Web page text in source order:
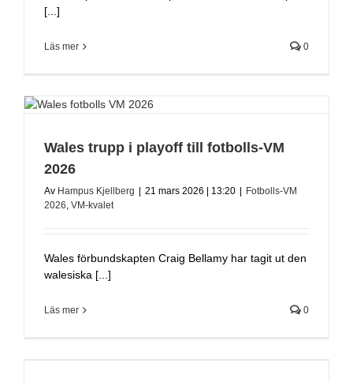
[...]
Läs mer 0
Wales trupp i playoff till fotbolls-VM
2026
Av Hampus Kjellberg | 21 mars 2026 | 13:20 | Fotbolls-VM
2026, VM-kvalet
Wales förbundskapten Craig Bellamy har tagit ut den
walesiska [...]
Läs mer 0